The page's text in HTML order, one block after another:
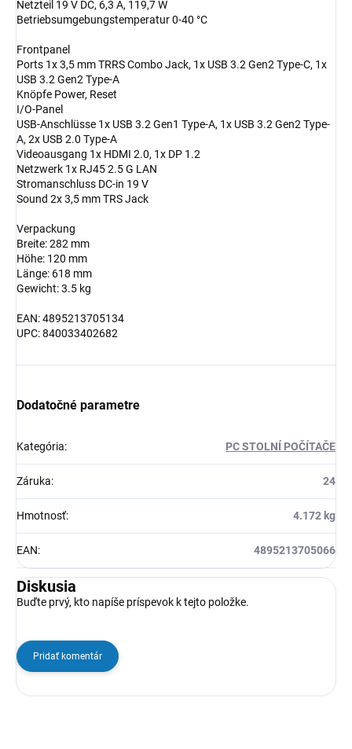
Netzteil 19 V DC, 6,3 A, 119,7 W
Betriebsumgebungstemperatur 0-40 °C
Frontpanel
Ports 1x 3,5 mm TRRS Combo Jack, 1x USB 3.2 Gen2 Type-C, 1x
USB 3.2 Gen2 Type-A
Knöpfe Power, Reset
I/O-Panel
USB-Anschlüsse 1x USB 3.2 Gen1 Type-A, 1x USB 3.2 Gen2 Type-
A, 2x USB 2.0 Type-A
Videoausgang 1x HDMI 2.0, 1x DP 1.2
Netzwerk 1x RJ45 2.5 G LAN
Stromanschluss DC-in 19 V
Sound 2x 3,5 mm TRS Jack
Verpackung
Breite: 282 mm
Höhe: 120 mm
Länge: 618 mm
Gewicht: 3.5 kg
EAN: 4895213705134
UPC: 840033402682
Dodatočné parametre
Kategória: PC STOLNÍ POČÍTAČE
Záruka: 24
Hmotnosť: 4.172 kg
EAN: 4895213705066
Diskusia
Buďte prvý, kto napíše príspevok k tejto položke.
Pridať komentár